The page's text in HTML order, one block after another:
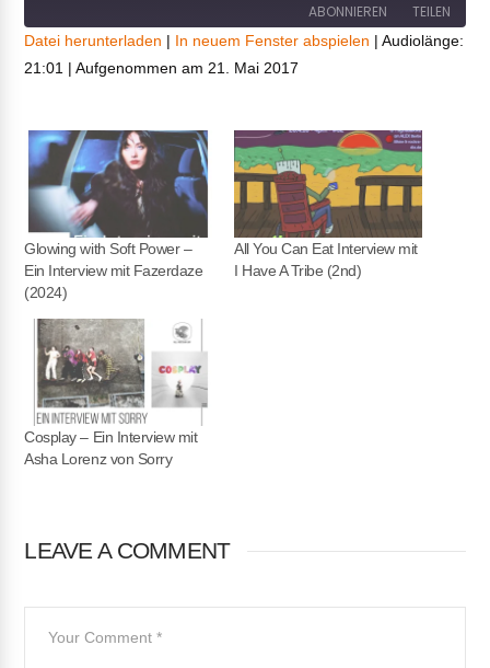
ABONNIEREN TEILEN
TEILEN
EMBED
Datei herunterladen | In neuem Fenster abspielen |Audiolänge:
21:01 |Aufgenommen am 21. Mai 2017
Glowing with Soft Power –
Ein Interview mit Fazerdaze
(2024)
All You Can Eat Interview mit
I Have A Tribe (2nd)
Cosplay – Ein Interview mit
Asha Lorenz von Sorry
LEAVE A COMMENT